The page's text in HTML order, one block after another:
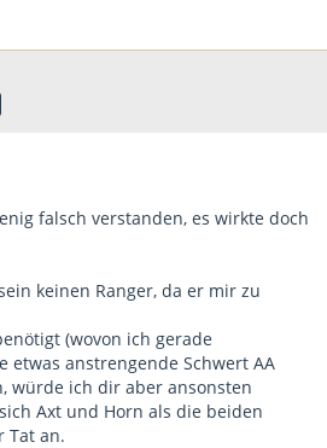
falsch verstanden, es wirkte doch
keinen Ranger, da er mir zu
(wovon ich gerade
etwas anstrengende Schwert AA
würde ich dir aber ansonsten
Axt und Horn als die beiden
Tat an.